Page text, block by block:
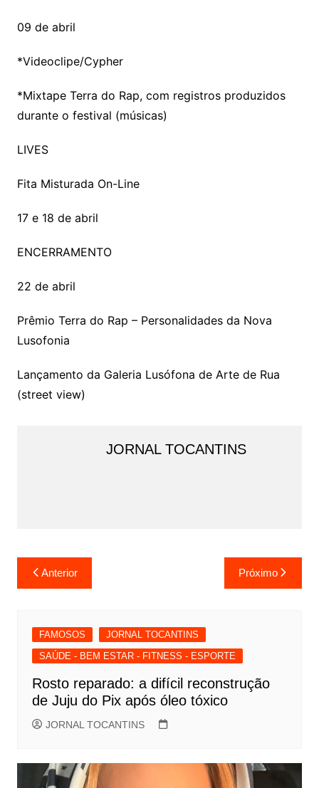
09 de abril
*Videoclipe/Cypher
*Mixtape Terra do Rap, com registros produzidos
durante o festival (músicas)
LIVES
Fita Misturada On-Line
17 e 18 de abril
ENCERRAMENTO
22 de abril
Prêmio Terra do Rap – Personalidades da Nova
Lusofonia
Lançamento da Galeria Lusófona de Arte de Rua
(street view)
JORNAL TOCANTINS
Navegação
de
Anterior Próximo
FAMOSOS
JORNAL TOCANTINS
SAÚDE - BEM ESTAR - FITNESS - ESPORTE
Rosto reparado: a difícil reconstrução
de Juju do Pix após óleo tóxico
JORNAL TOCANTINS